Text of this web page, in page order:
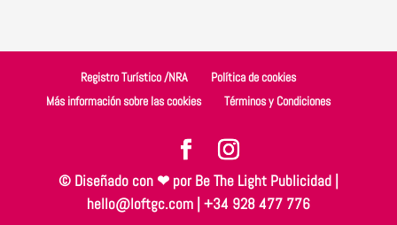
Registro Turístico /NRA
Política de cookies
Más información sobre las cookies
Términos y Condiciones
© Diseñado con ❤ porBe The Light Publicidad
hello@loftgc.com | +34 928 477 776